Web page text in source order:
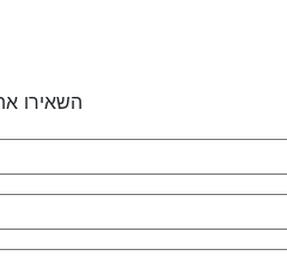
השאירו